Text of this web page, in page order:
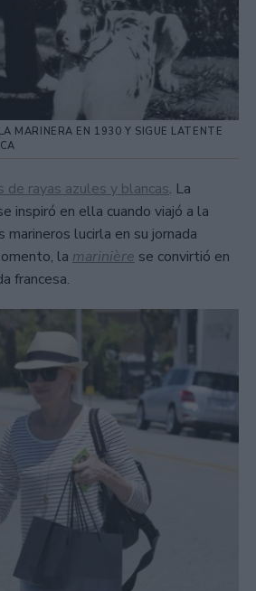
MARINERA EN 1930 Y SIGUE LATENTE
de rayas azules y blancas. La
inspiró en ella cuando viajó a la
lucirla en su jornada
la marinière se convirtió en
francesa.